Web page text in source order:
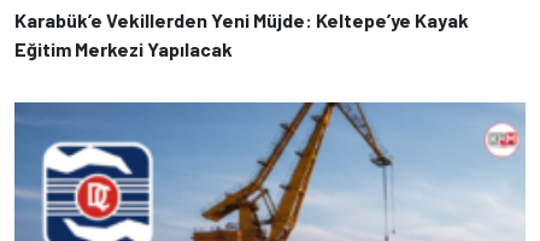
Karabük’e Vekillerden Yeni Müjde: Keltepe’ye Kayak
Eğitim Merkezi Yapılacak